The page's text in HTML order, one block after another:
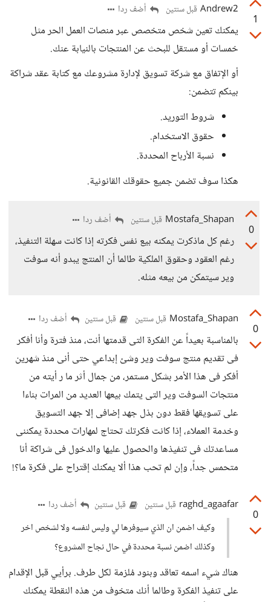
1
Andrew2 قبل سنتين أضف ردا
يمكنك تعين شخص متخصص عبر منصات العمل الحر مثل
خمسات أو مستقل للبحث عن المنتجات بالنيابة عنك.
أو الإتفاق مع شركة تسويق لإدارة مشروعك مع كتابة عقد شراكة
بينكم تتضمن:
شروط التوريد.
حقوق الاستخدام.
نسبة الأرباح المحددة.
هكذا سوف تضمن جميع حقوقك القانونية.
0
Mostafa_Shapan قبل سنتين أضف ردا
رغم كل ماذكرت يمكنه بيع نفس فكرته إذا كانت سهلة التنفيذ،
رغم العقود وحقوق الملكية طالما أن المنتج يبدو أنه سوفت
وير سيتمكن من بيعه مثله.
0
Mostafa_Shapan قبل سنتين قبل سنتين أضف ردا
بالمناسبة بعيداً عن الفكرة التى قدمتها أنت، منذ فترة وأنا أفكر
فى تقديم منتج سوفت وير وشئ إبداعي حتى أنى منذ شهرين
أفكر فى هذا الأمر بشكل مستمر، من جمال أثر ما ر أيته من
منتجات السوفت وير التى يتمك بيعها العديد من المرات بناءا
على تسويقها فقط دون بذل جهد إضافى إلا جهد التسويق
وخدمة العملاء، إذا كانت فكرتك تحتاج لمهارات محددة يمكننى
مساعدتك فى تنفيذها والحصول عليها والدخول فى شراكة أنا
متحمس جداً، وإن لم تحب هذا ألا يمكنك إقتراح على فكرة ما؟!
0
raghd_agaafar قبل سنتين قبل سنتين
أضف ردا
وكيف اضمن ان الذي سيوفرها لي وليس لنفسه ولا لشخص اخر
وكذلك اضمن نسبة محددة في حال نجاح المشروع؟
هناك شيء اسمه تعاقد وبنود مُلزمة لكل طرف. برأيي قبل الإقدام
على تنفيذ الفكرة وطالما أنك متخوف من هذه النقطة يمكنك